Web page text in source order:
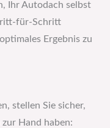
Ihr Autodach selbst
für-Schritt
Ergebnis zu
stellen Sie sicher,
Hand haben: